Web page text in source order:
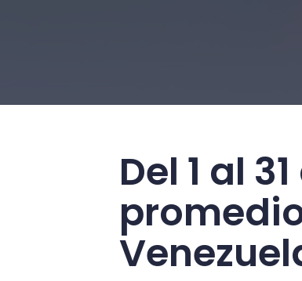
Del 1 al